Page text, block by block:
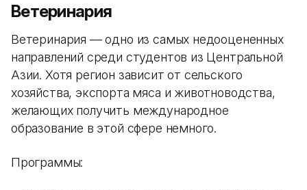
Ветеринария
Ветеринария — одно из самых недооцененных
направлений среди студентов из Центральной
Азии. Хотя регион зависит от сельского
хозяйства, экспорта мяса и животноводства,
желающих получить международное
образование в этой сфере немного.
Программы: